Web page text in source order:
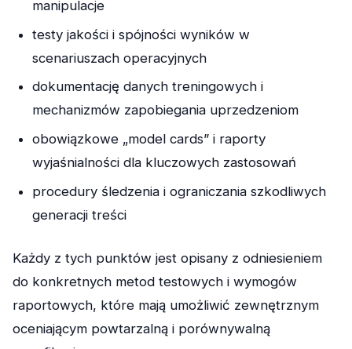
manipulacje
testy jakości i spójności wyników w
scenariuszach operacyjnych
dokumentację danych treningowych i
mechanizmów zapobiegania uprzedzeniom
obowiązkowe „model cards” i raporty
wyjaśnialności dla kluczowych zastosowań
procedury śledzenia i ograniczania szkodliwych
generacji treści
Każdy z tych punktów jest opisany z odniesieniem
do konkretnych metod testowych i wymogów
raportowych, które mają umożliwić zewnętrznym
oceniającym powtarzalną i porównywalną